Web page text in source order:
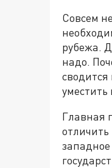
Совсем
рубежа.
надо.
уместить
Главная
отличить
западное